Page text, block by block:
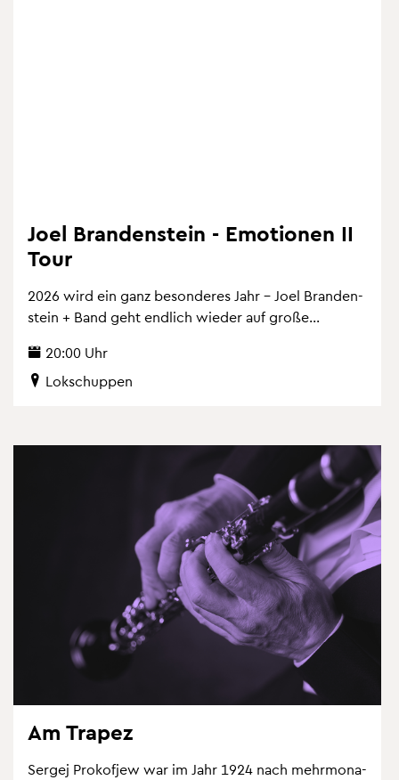
Joel Bran­den­stein - Emo­tio­nen II
Tour
2026 wird ein ganz be­son­de­res Jahr – Joel Bran­den­
stein + Band geht end­lich wie­der auf große...
20:00 Uhr
Lok­schup­pen
Am Tra­pez
Ser­gej Pro­kof­jew war im Jahr 1924 nach mehr­mo­na­